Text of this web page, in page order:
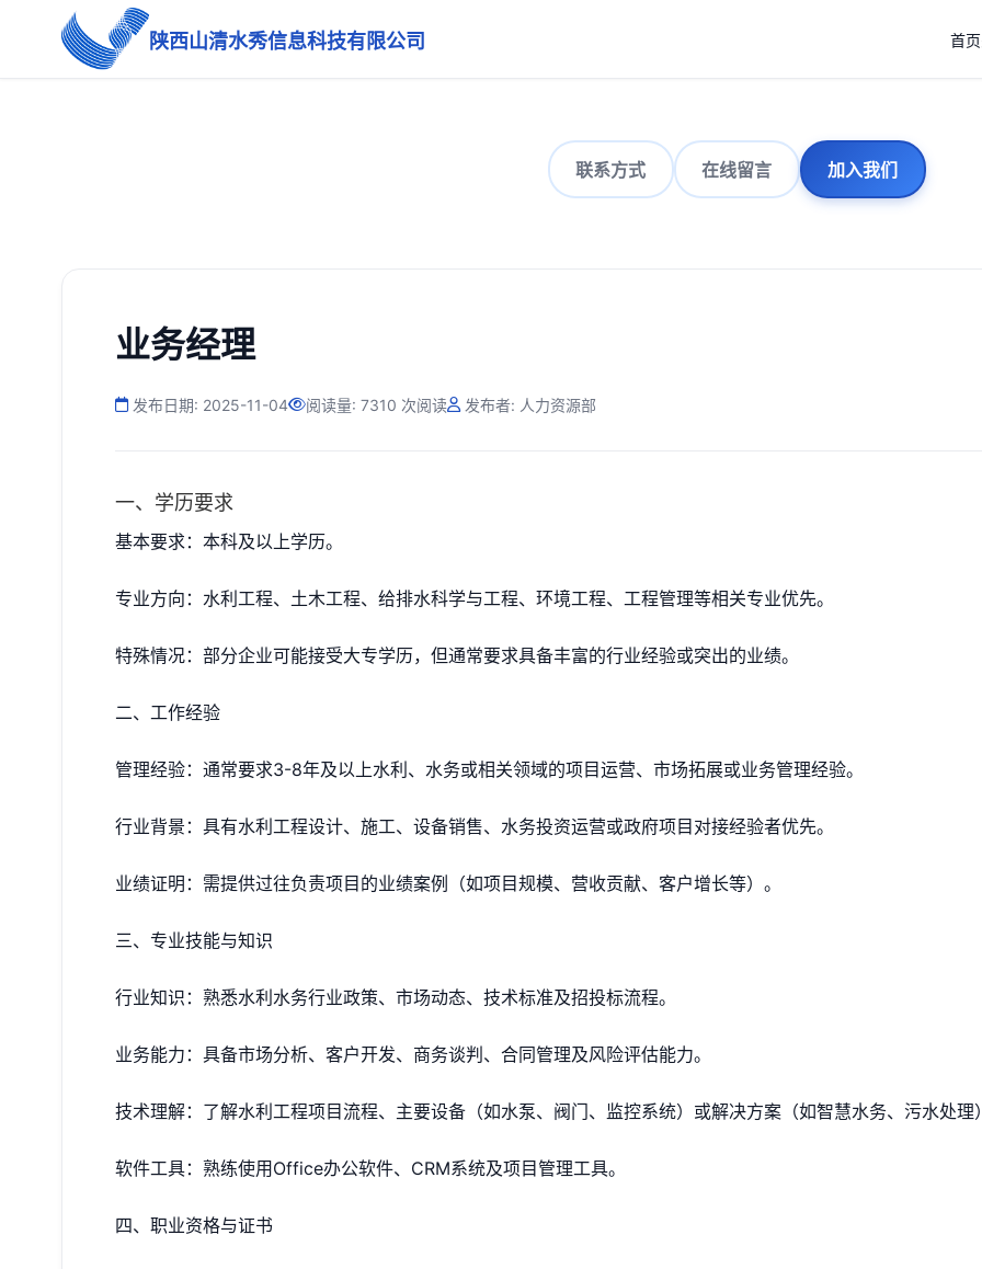
陕西山清水秀信息科技有限公司 首页
联系方式 在线留言 加入我们
业务经理
发布日期: 2025-11-04 阅读量: 7310 次阅读 发布者: 人力资源部
一、学历要求
‌基本要求‌：本科及以上学历。
‌专业方向‌：水利工程、土木工程、给排水科学与工程、环境工程、工程管理等相关专业优先。
‌特殊情况‌：部分企业可能接受大专学历，但通常要求具备丰富的行业经验或突出的业绩。
二、工作经验
‌管理经验‌：通常要求‌3-8年‌及以上水利、水务或相关领域的项目运营、市场拓展或业务管理经验。
‌行业背景‌：具有水利工程设计、施工、设备销售、水务投资运营或政府项目对接经验者优先。
‌业绩证明‌：需提供过往负责项目的业绩案例（如项目规模、营收贡献、客户增长等）。
三、专业技能与知识
‌行业知识‌：熟悉水利水务行业政策、市场动态、技术标准及招投标流程。
‌业务能力‌：具备市场分析、客户开发、商务谈判、合同管理及风险评估能力。
技术理解‌：了解水利工程项目流程、主要设备（如水泵、阀门、监控系统）或解决方案（如智慧水务、污水处理
‌软件工具‌：熟练使用Office办公软件、CRM系统及项目管理工具。
四、职业资格与证书